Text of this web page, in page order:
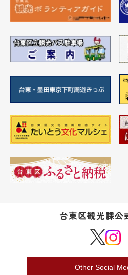
台東区観光課公
Other Social